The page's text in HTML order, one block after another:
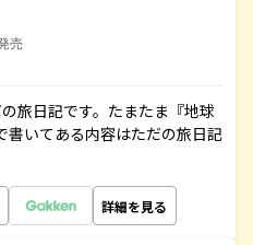
売
旅日記です。たまたま『地球
書いてある内容はただの旅日記
詳細を見る